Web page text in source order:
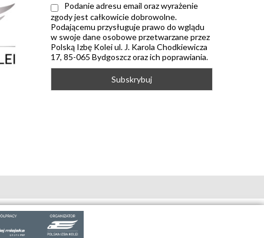
Podanie adresu email oraz wyrażenie
zgody jest całkowicie dobrowolne.
Podającemu przysługuje prawo do wglądu
w swoje dane osobowe przetwarzane przez
Polską Izbę Kolei ul. J. Karola Chodkiewicza
17, 85-065 Bydgoszcz oraz ich poprawiania.